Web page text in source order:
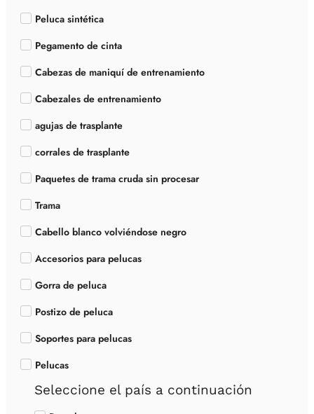
Peluca sintética
Pegamento de cinta
Cabezas de maniquí de entrenamiento
Cabezales de entrenamiento
agujas de trasplante
corrales de trasplante
Paquetes de trama cruda sin procesar
Trama
Cabello blanco volviéndose negro
Accesorios para pelucas
Gorra de peluca
Postizo de peluca
Soportes para pelucas
Pelucas
Seleccione el país a continuación